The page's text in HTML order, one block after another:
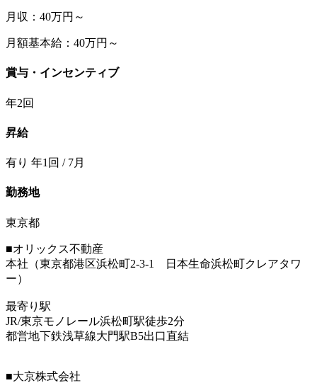
月収：40万円～
月額基本給：40万円～
賞与・インセンティブ
年2回
昇給
有り 年1回 / 7月
勤務地
東京都
■オリックス不動産
本社（東京都港区浜松町2-3-1 日本生命浜松町クレアタワ
ー）
最寄り駅
JR/東京モノレール浜松町駅徒歩2分
都営地下鉄浅草線大門駅B5出口直結
■大京株式会社